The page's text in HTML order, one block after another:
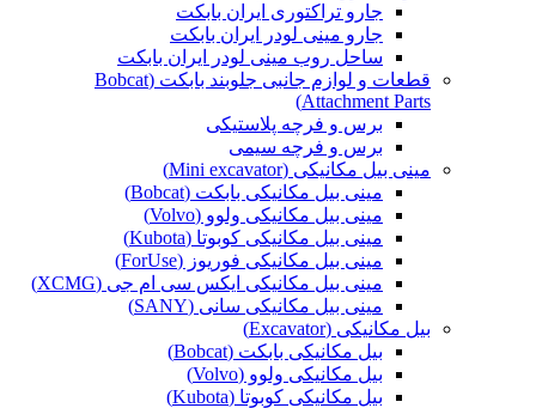
جارو تراکتوری ایران بابکت
جارو مینی لودر ایران بابکت
ساحل روب مینی لودر ایران بابکت
قطعات و لوازم جانبی جلوبند بابکت (Bobcat
Attachment Parts)
برس و فرچه پلاستیکی
برس و فرچه سیمی
مینی بیل مکانیکی (Mini excavator)
مینی بیل مکانیکی بابکت (Bobcat)
مینی بیل مکانیکی ولوو (Volvo)
مینی بیل مکانیکی کوبوتا (Kubota)
مینی بیل مکانیکی فوریوز (ForUse)
مینی بیل مکانیکی ایکس سی ام جی (XCMG)
مینی بیل مکانیکی سانی (SANY)
بیل مکانیکی (Excavator)
بیل مکانیکی بابکت (Bobcat)
بیل مکانیکی ولوو (Volvo)
بیل مکانیکی کوبوتا (Kubota)